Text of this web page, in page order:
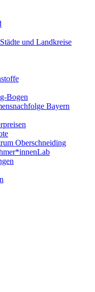
und Landkreise
Bogen
Bayern
Oberschneiding